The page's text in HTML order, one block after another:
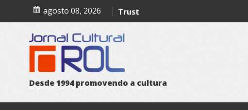
content
agosto 08, 2026
A confissão da prostituta I
Trust
Poesia
Desde1994 promovendo a cultura